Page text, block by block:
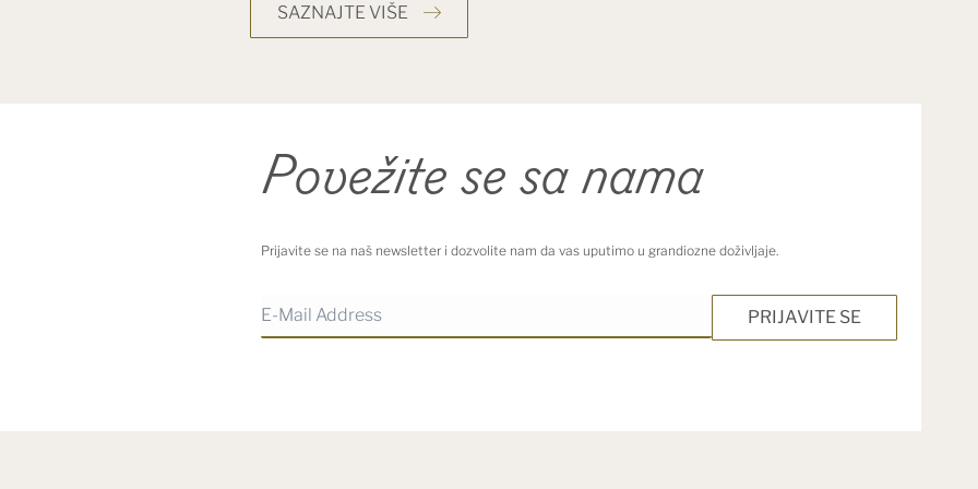
SAZNAJTE VIŠE
Povežite se sa nama
Prijavite se na naš newsletter i dozvolite nam da vas uputimo u grandiozne doživljaje.